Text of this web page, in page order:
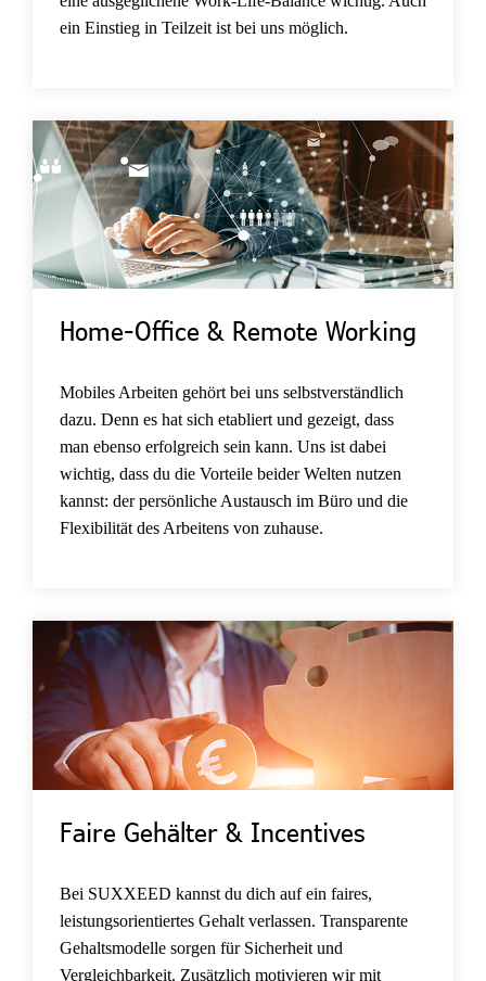
ein Einstieg in Teilzeit ist bei uns möglich.
Home-Office & Remote Working
Mobiles Arbeiten gehört bei uns selbstverständlich
dazu. Denn es hat sich etabliert und gezeigt, dass
man ebenso erfolgreich sein kann. Uns ist dabei
wichtig, dass du die Vorteile beider Welten nutzen
kannst: der persönliche Austausch im Büro und die
Flexibilität des Arbeitens von zuhause.
Faire Gehälter & Incentives
Bei SUXXEED kannst du dich auf ein faires,
leistungsorientiertes Gehalt verlassen. Transparente
Gehaltsmodelle sorgen für Sicherheit und
Vergleichbarkeit. Zusätzlich motivieren wir mit